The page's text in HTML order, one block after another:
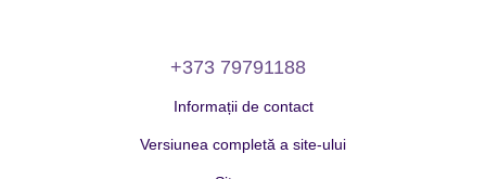
+373 79791188
Informații de contact
Versiunea completă a site-ului